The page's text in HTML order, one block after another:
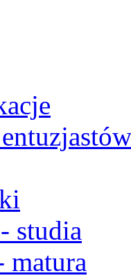
studia
matura